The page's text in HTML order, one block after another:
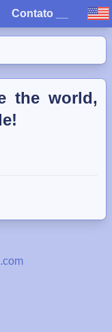
Contato
the world,